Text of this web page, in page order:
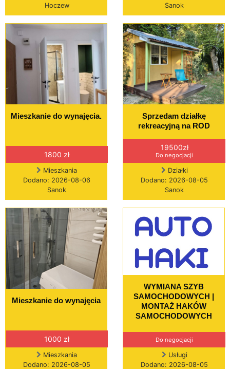
Hoczew
Sanok
Mieszkanie do wynajęcia.
1800 zł
Mieszkania
Dodano: 2026-08-06
Sanok
Sprzedam działkę
rekreacyjną na ROD
19500zł
Do negocjacji
Działki
Dodano: 2026-08-05
Sanok
Mieszkanie do wynajęcia
1000 zł
Mieszkania
Dodano: 2026-08-05
WYMIANA SZYB
SAMOCHODOWYCH |
MONTAŻ HAKÓW
SAMOCHODOWYCH
Do negocjacji
Usługi
Dodano: 2026-08-05